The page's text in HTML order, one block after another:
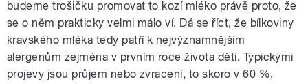
budeme trošičku promovat to kozí mléko právě proto, že
se o něm prakticky velmi málo ví. Dá se říct, že bílkoviny
kravského mléka tedy patří k nejvýznamnějším
alergenům zejména v prvním roce života dětí. Typickými
projevy jsou průjem nebo zvracení, to skoro v 60 %,